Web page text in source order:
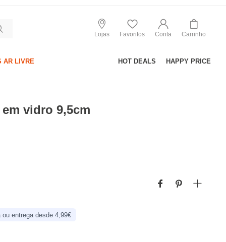
Lojas Favoritos Conta Carrinho
AR LIVRE HOT DEALS HAPPY PRICE
vidro 9,5cm
ou entrega desde 4,99€